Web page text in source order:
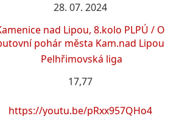
28. 07. 2024
nad Lipou, 8.kolo PLPÚ / O
pohár města Kam.nad Lipou
Pelhřimovská liga
17,77
https://youtu.be/pRxx957QHo4